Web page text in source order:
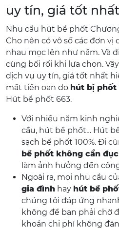
uy tín, giá tốt
Nhu cầu hút bể phốt
Cho nên có vô số các đơn vị
nhau mọc lên như nấm. Và
cùng bối rối khi lựa chọn.
dịch vụ uy tín, giá tốt nhất
mất tiền oan do hút bị phốt
Hút bể phốt 663.
Với nhiều năm kinh
cầu, hút bể phốt… Hút
sạch bể phốt 100%. Đi
bể phốt không cần
làm ảnh hưởng đến
Ngoài ra, mọi nhu cầu
gia đình hay hút bể
chúng tôi đáp ứng
không để bạn phải chờ
khoản chi phí không